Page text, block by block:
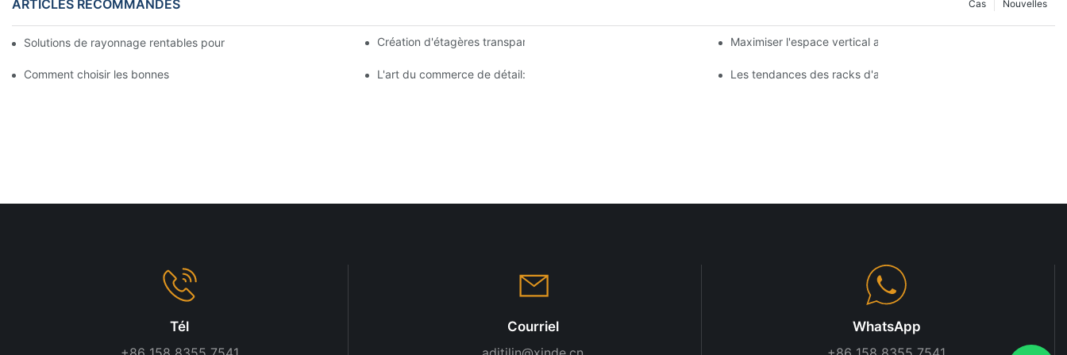
ARTICLES RECOMMANDÉS Nouvelles
Cas
Solutions de rayonnage rentables pour les supermarchés: une analyse complèteCréation d'étagères transparentes: Conseils de conception d'étagères de gondoleMaximiser l'espace vertical avec des conceptions créatives de
Comment choisir les bonnes étagères en gondole pour votre magasinL'art du commerce de détail: choisir les meilleurs racks pour vos produitsLes tendances des racks d'affichage des magasins que vous
Tél
Courriel
WhatsApp